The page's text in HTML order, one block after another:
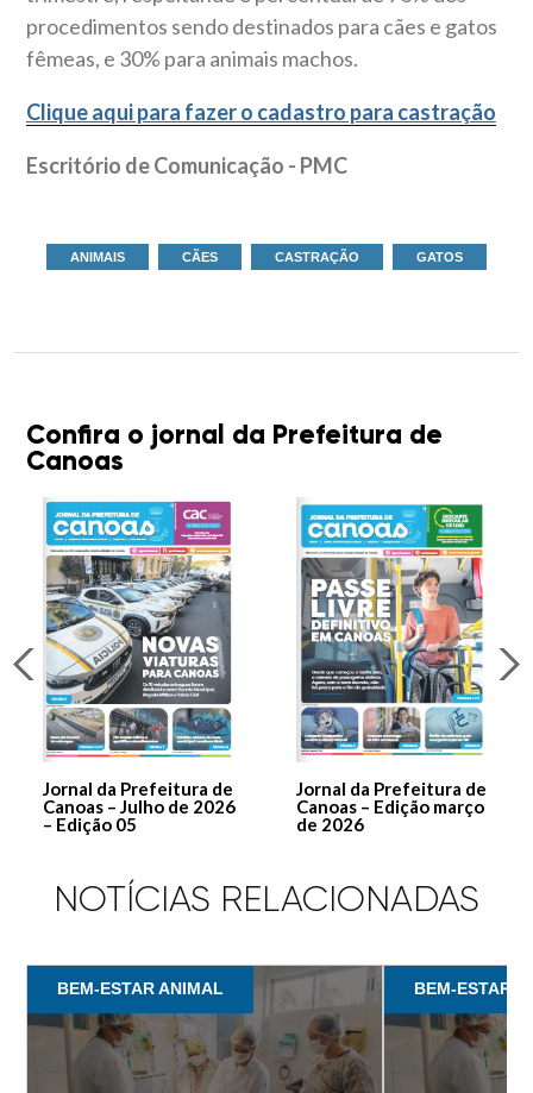
procedimentos sendo destinados para cães e gatos
fêmeas, e 30% para animais machos.
Clique aqui para fazer o cadastro para castração
Escritório de Comunicação - PMC
ANIMAIS CÃES CASTRAÇÃO GATOS
Confira o jornal da Prefeitura de
Canoas
Jornal da Prefeitura de
Canoas – Julho de 2026
– Edição 05
Jornal da Prefeitura de
Canoas – Edição março
de 2026
NOTÍCIAS RELACIONADAS
BEM-ESTAR ANIMAL BEM-ESTAR